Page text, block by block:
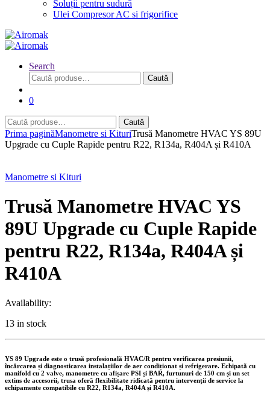
Soluții pentru sudură
Ulei Compresor AC si frigorifice
Search
Caută
după:
Caută
0
Caută
după:
Caută
Prima paginăManometre si KituriTrusă Manometre HVAC YS 89U
Upgrade cu Cuple Rapide pentru R22, R134a, R404A și R410A
Manometre si Kituri
Trusă Manometre HVAC YS
89U Upgrade cu Cuple Rapide
pentru R22, R134a, R404A și
R410A
Availability:
13 in stock
YS 89 Upgrade este o trusă profesională HVAC/R pentru verificarea presiunii,
încărcarea și diagnosticarea instalațiilor de aer condiționat și refrigerare. Echipată cu
manifold cu 2 valve, manometre cu afișare PSI și BAR, furtunuri de 150 cm și un set
extins de accesorii, trusa oferă flexibilitate ridicată pentru intervenții de service la
echipamente compatibile cu R22, R134a, R404A și R410A.